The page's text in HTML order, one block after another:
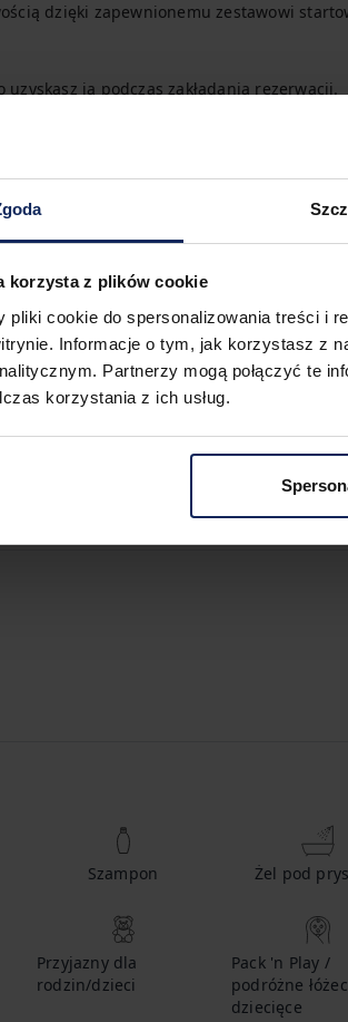
korzysta z plików cookie
pliki cookie do spersonalizowania treści i
Informacje o tym, jak korzystasz z
Partnerzy mogą połączyć te
korzystania z ich usług.
dzięki zapewnionemu zestawowi
ją podczas zakładania rezerwacji.
łóżeczka turystycznego możesz je
skomunikowany, co ułatwia
z łatwością znajdziesz na
Szampon Żel pod
Przyjazny dla
rodzin/dzieci
Pack 'n Play /
podróżne
dziecięce